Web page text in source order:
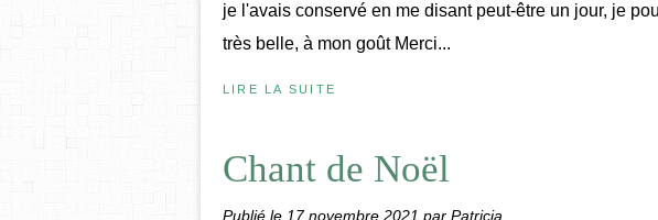
je l'avais conservé en me disant peut-être un jour, je
très belle, à mon goût Merci...
LIRE LA SUITE
Chant de Noël
Publié le 17 novembre 2021 par Patricia